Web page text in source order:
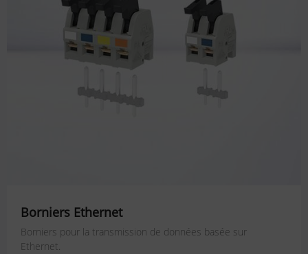
Borniers Ethernet
Borniers pour la transmission de données basée sur
Ethernet.